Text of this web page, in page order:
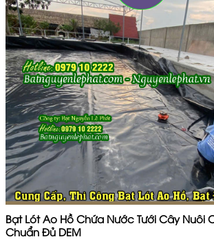
Bạt Lót Ao Hồ Chứa Nước Tưới Cây Nuôi
Chuẩn Đủ DEM